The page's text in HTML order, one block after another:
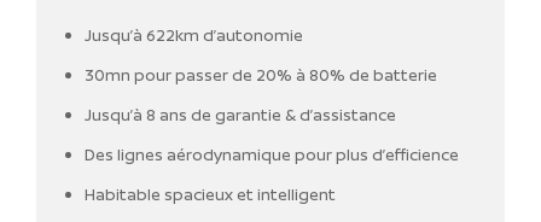
Jusqu’à 622km d’autonomie
30mn pour passer de 20% à 80% de batterie
Jusqu’à 8 ans de garantie & d’assistance
Des lignes aérodynamique pour plus d’efficience
Habitable spacieux et intelligent